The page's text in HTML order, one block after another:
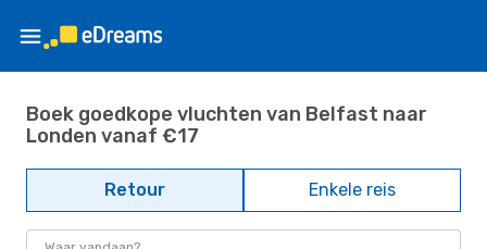
Boek goedkope vluchten van Belfast naar
Londen vanaf €17
Retour Enkele reis